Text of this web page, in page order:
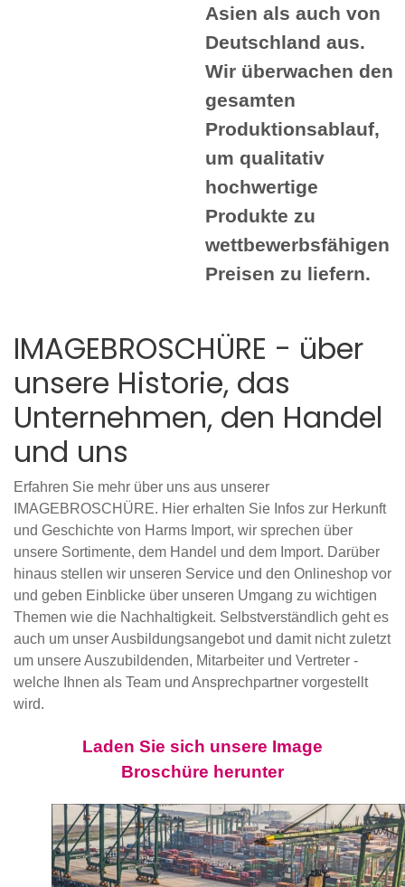
Asien als auch von
Deutschland aus.
Wir überwachen den
gesamten
Produktionsablauf,
um qualitativ
hochwertige
Produkte zu
wettbewerbsfähigen
Preisen zu liefern.
IMAGEBROSCHÜRE - über
unsere Historie, das
Unternehmen, den Handel
und uns
Erfahren Sie mehr über uns aus unserer
IMAGEBROSCHÜRE. Hier erhalten Sie Infos zur Herkunft
und Geschichte von Harms Import, wir sprechen über
unsere Sortimente, dem Handel und dem Import. Darüber
hinaus stellen wir unseren Service und den Onlineshop vor
und geben Einblicke über unseren Umgang zu wichtigen
Themen wie die Nachhaltigkeit. Selbstverständlich geht es
auch um unser Ausbildungsangebot und damit nicht zuletzt
um unsere Auszubildenden, Mitarbeiter und Vertreter -
welche Ihnen als Team und Ansprechpartner vorgestellt
wird.
Laden Sie sich unsere Image
Broschüre herunter